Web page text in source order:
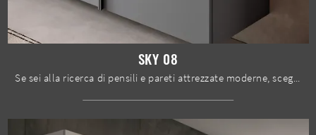
SKY 08